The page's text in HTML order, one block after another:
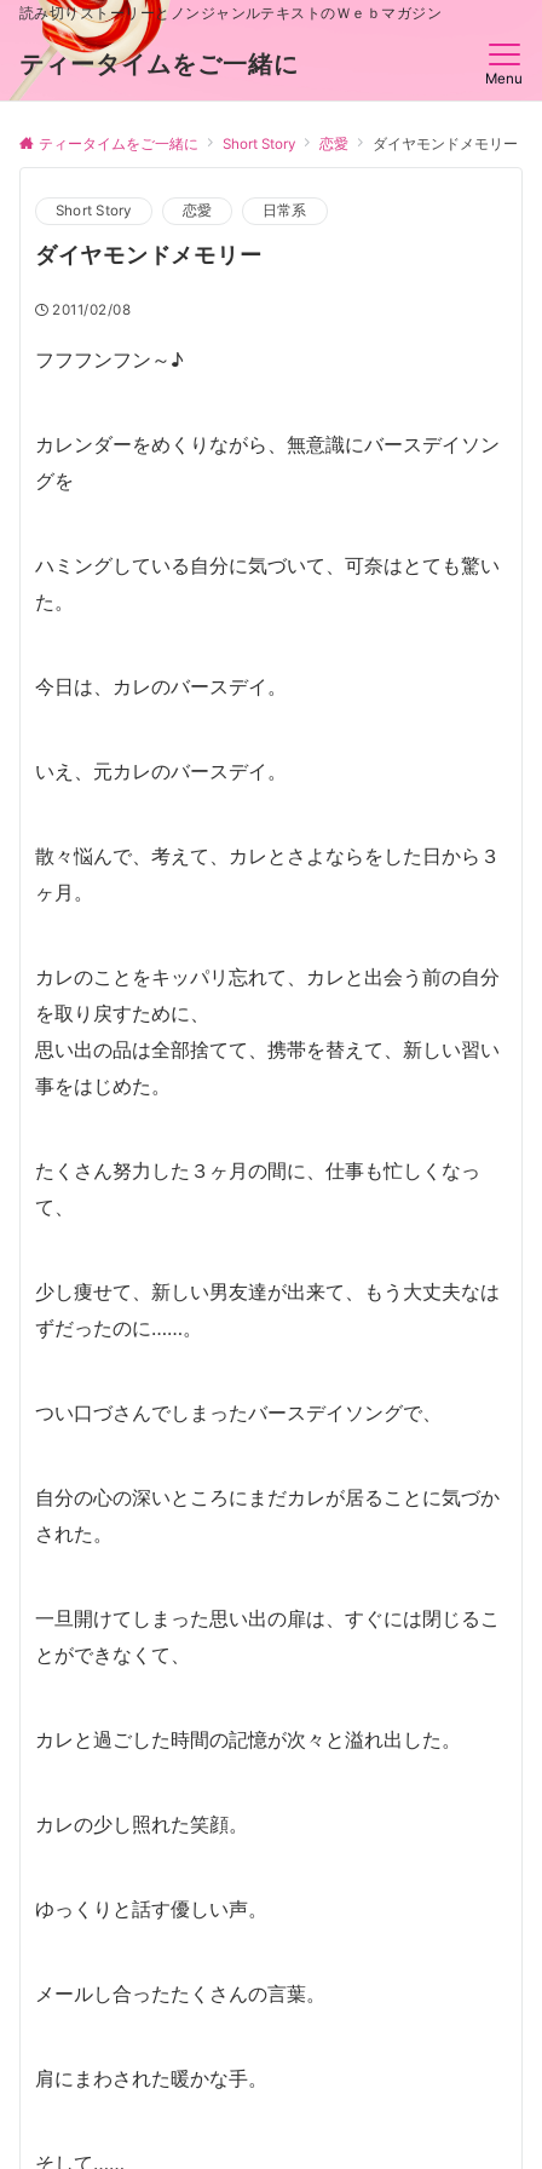
読み切りストーリーとノンジャンルテキストのＷｅｂマガジン
ティータイムをご一緒に Menu
ティータイムをご一緒に Short Story 恋愛 ダイヤモンドメモリー
Short Story 恋愛 日常系
ダイヤモンドメモリー
2011/02/08
フフフンフン～♪
カレンダーをめくりながら、無意識にバースデイソン
グを
ハミングしている自分に気づいて、可奈はとても驚い
た。
今日は、カレのバースデイ。
いえ、元カレのバースデイ。
散々悩んで、考えて、カレとさよならをした日から３
ヶ月。
カレのことをキッパリ忘れて、カレと出会う前の自分
を取り戻すために、
思い出の品は全部捨てて、携帯を替えて、新しい習い
事をはじめた。
たくさん努力した３ヶ月の間に、仕事も忙しくなっ
て、
少し痩せて、新しい男友達が出来て、もう大丈夫なは
ずだったのに……。
つい口づさんでしまったバースデイソングで、
自分の心の深いところにまだカレが居ることに気づか
された。
一旦開けてしまった思い出の扉は、すぐには閉じるこ
とができなくて、
カレと過ごした時間の記憶が次々と溢れ出した。
カレの少し照れた笑顔。
ゆっくりと話す優しい声。
メールし合ったたくさんの言葉。
肩にまわされた暖かな手。
そして……